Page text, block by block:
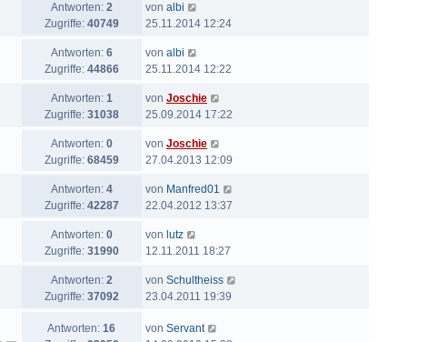
Antworten: 2
Zugriffe: 40749
von albi
25.11.2014 12:24
Antworten: 6
Zugriffe: 44866
von albi
25.11.2014 12:22
Antworten: 1
Zugriffe: 31038
von Joschie
25.09.2014 17:22
Antworten: 0
Zugriffe: 68459
von Joschie
27.04.2013 12:09
Antworten: 4
Zugriffe: 42287
von Manfred01
22.04.2012 13:37
Antworten: 0
Zugriffe: 31990
von lutz
12.11.2011 18:27
Antworten: 2
Zugriffe: 37092
von Schultheiss
23.04.2011 19:39
Antworten: 16
von Servant